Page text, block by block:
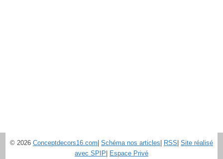
© 2026 Conceptdecors16.com| Schéma nos articles| RSS| Site réalisé
avec SPIP| Espace Privé